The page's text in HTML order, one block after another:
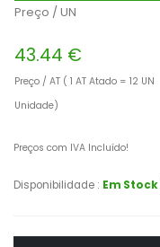
Preço / UN
43.44 €
Preço / AT ( 1 AT Atado = 12 UN
Unidade)
Preços com IVA Incluído!
Disponibilidade : Em Stock